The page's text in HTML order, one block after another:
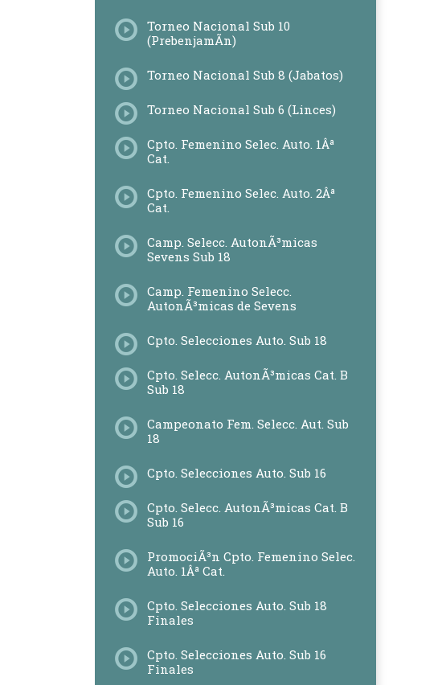
Torneo Nacional Sub 10
(PrebenjamÃ­n)
Torneo Nacional Sub 8 (Jabatos)
Torneo Nacional Sub 6 (Linces)
Cpto. Femenino Selec. Auto. 1Âª
Cat.
Cpto. Femenino Selec. Auto. 2Âª
Cat.
Camp. Selecc. AutonÃ³micas
Sevens Sub 18
Camp. Femenino Selecc.
AutonÃ³micas de Sevens
Cpto. Selecciones Auto. Sub 18
Cpto. Selecc. AutonÃ³micas Cat. B
Sub 18
Campeonato Fem. Selecc. Aut. Sub
18
Cpto. Selecciones Auto. Sub 16
Cpto. Selecc. AutonÃ³micas Cat. B
Sub 16
PromociÃ³n Cpto. Femenino Selec.
Auto. 1Âª Cat.
Cpto. Selecciones Auto. Sub 18
Finales
Cpto. Selecciones Auto. Sub 16
Finales